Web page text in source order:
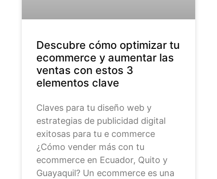
Descubre cómo optimizar tu
ecommerce y aumentar las
ventas con estos 3
elementos clave
Claves para tu diseño web y
estrategias de publicidad digital
exitosas para tu e commerce
¿Cómo vender más con tu
ecommerce en Ecuador, Quito y
Guayaquil? Un ecommerce es una